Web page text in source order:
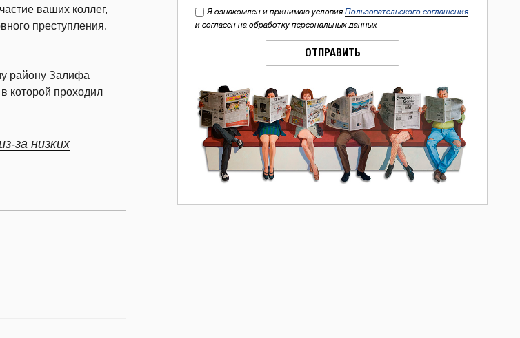
ваших коллег,
преступления.
району Залифа
которой проходил
за низких
Я ознакомлен и принимаю условия Пользовательского соглашения
и согласен на обработку персональных данных
ОТПРАВИТЬ